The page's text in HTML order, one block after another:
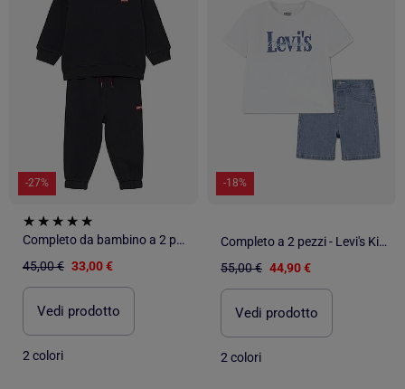
-27%
Completo da bambino a 2 pezzi in cotone - Levi's Kids
45,00 € 33,00 €
Vedi prodotto
2 colori
-18%
Completo a 2 pezzi - Levi's Kids
55,00 € 44,90 €
Vedi prodotto
2 colori